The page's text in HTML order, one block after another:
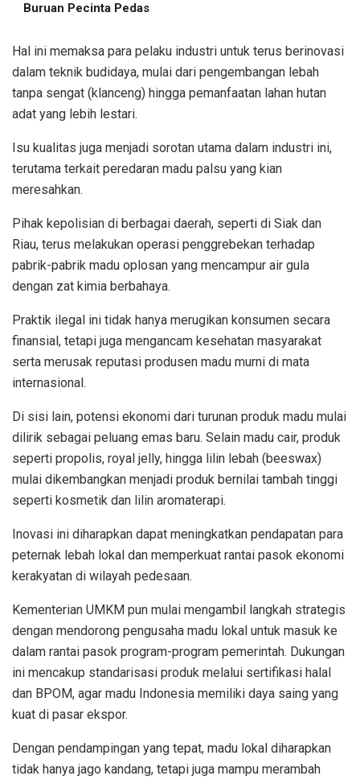
Buruan Pecinta Pedas
Hal ini memaksa para pelaku industri untuk terus berinovasi
dalam teknik budidaya, mulai dari pengembangan lebah
tanpa sengat (klanceng) hingga pemanfaatan lahan hutan
adat yang lebih lestari.
Isu kualitas juga menjadi sorotan utama dalam industri ini,
terutama terkait peredaran madu palsu yang kian
meresahkan.
Pihak kepolisian di berbagai daerah, seperti di Siak dan
Riau, terus melakukan operasi penggrebekan terhadap
pabrik-pabrik madu oplosan yang mencampur air gula
dengan zat kimia berbahaya.
Praktik ilegal ini tidak hanya merugikan konsumen secara
finansial, tetapi juga mengancam kesehatan masyarakat
serta merusak reputasi produsen madu murni di mata
internasional.
Di sisi lain, potensi ekonomi dari turunan produk madu mulai
dilirik sebagai peluang emas baru. Selain madu cair, produk
seperti propolis, royal jelly, hingga lilin lebah (beeswax)
mulai dikembangkan menjadi produk bernilai tambah tinggi
seperti kosmetik dan lilin aromaterapi.
Inovasi ini diharapkan dapat meningkatkan pendapatan para
peternak lebah lokal dan memperkuat rantai pasok ekonomi
kerakyatan di wilayah pedesaan.
Kementerian UMKM pun mulai mengambil langkah strategis
dengan mendorong pengusaha madu lokal untuk masuk ke
dalam rantai pasok program-program pemerintah. Dukungan
ini mencakup standarisasi produk melalui sertifikasi halal
dan BPOM, agar madu Indonesia memiliki daya saing yang
kuat di pasar ekspor.
Dengan pendampingan yang tepat, madu lokal diharapkan
tidak hanya jago kandang, tetapi juga mampu merambah